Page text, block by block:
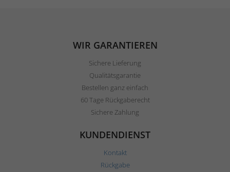
WIR GARANTIEREN
Sichere Lieferung
Qualitätsgarantie
Bestellen ganz einfach
60 Tage Rückgaberecht
Sichere Zahlung
KUNDENDIENST
Kontakt
Rückgabe